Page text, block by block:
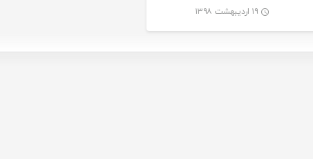
۱۹ اردیبهشت ۱۳۹۸